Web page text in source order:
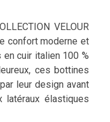
VELOUR
confort moderne et
en cuir italien 100 %
ces bottines
leur design avant
latéraux élastiques